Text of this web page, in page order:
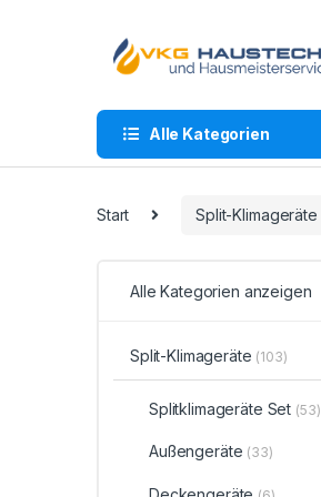
Alle Kategorien
Start Split-Klimageräte
Alle Kategorien anzeigen
Split-Klimageräte (103)
Splitklimageräte Set (53)
Außengeräte (33)